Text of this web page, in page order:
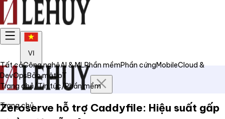
VI
Trang chủ
Tất cảCông nghệAI & MLPhần mềmPhần cứngMobileCloud &
DevOpsBảo mậtIoT
Trang chủ/Tin tức/Phần mềm
Zeroserve hỗ trợ Caddyfile: Hiệu suất gấp